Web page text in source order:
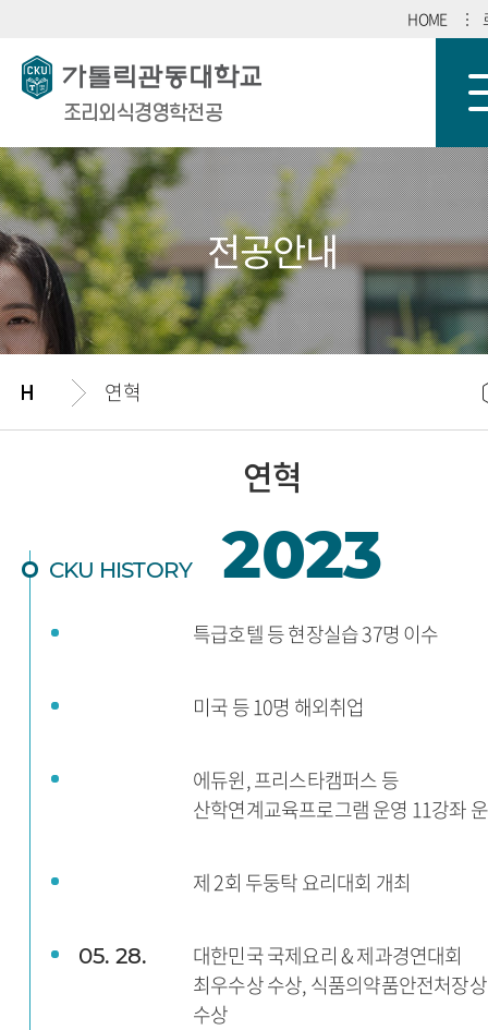
HOME
조리외식경영학전공
전공안내
연혁
연혁
CKU HISTORY 2023
특급호텔 등 현장실습 37명 이수
미국 등 10명 해외취업
에듀윈, 프리스타캠퍼스 등
산학연계교육프로그램 운영 11강좌
제 2회 두둥탁 요리대회 개최
05. 28.
대한민국 국제요리 & 제과경연대회
최우수상 수상, 식품의약품안전처장상
수상